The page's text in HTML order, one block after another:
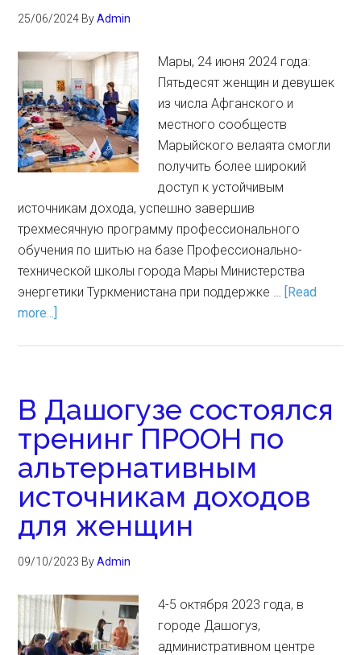
25/06/2024 ByAdmin
Мары, 24 июня 2024 года:
Пятьдесят женщин и девушек
из числа Афганского и
местного сообществ
Марыйского велаята смогли
получить более широкий
доступ к устойчивым
источникам дохода, успешно завершив
трехмесячную программу профессионального
обучения по шитью на базе Профессионально-
технической школы города Мары Министерства
энергетики Туркменистана при поддержке … [Read
more...]
В Дашогузе состоялся
тренинг ПРООН по
альтернативным
источникам доходов
для женщин
09/10/2023 ByAdmin
4-5 октября 2023 года, в
городе Дашогуз,
административном центре